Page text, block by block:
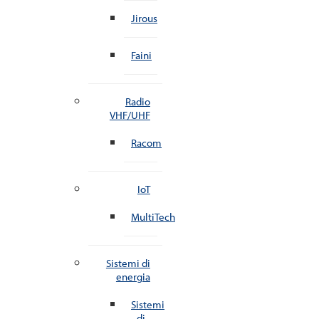
Jirous
Faini
Radio
VHF/UHF
Racom
IoT
MultiTech
Sistemi di
energia
Sistemi